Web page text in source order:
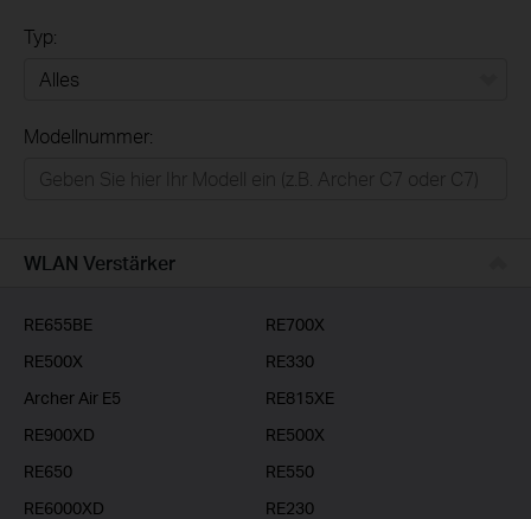
Typ:
Businessanwender
Modellnummer:
WLAN Verstärker
RE655BE
RE700X
RE500X
RE330
Archer Air E5
RE815XE
RE900XD
RE500X
RE650
RE550
RE6000XD
RE230